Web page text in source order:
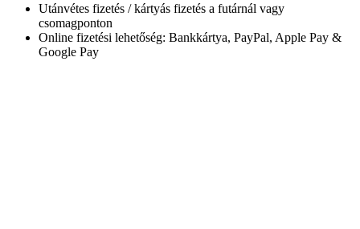
Utánvétes fizetés / kártyás fizetés a futárnál vagy
csomagponton
Online fizetési lehetőség: Bankkártya, PayPal, Apple Pay &
Google Pay